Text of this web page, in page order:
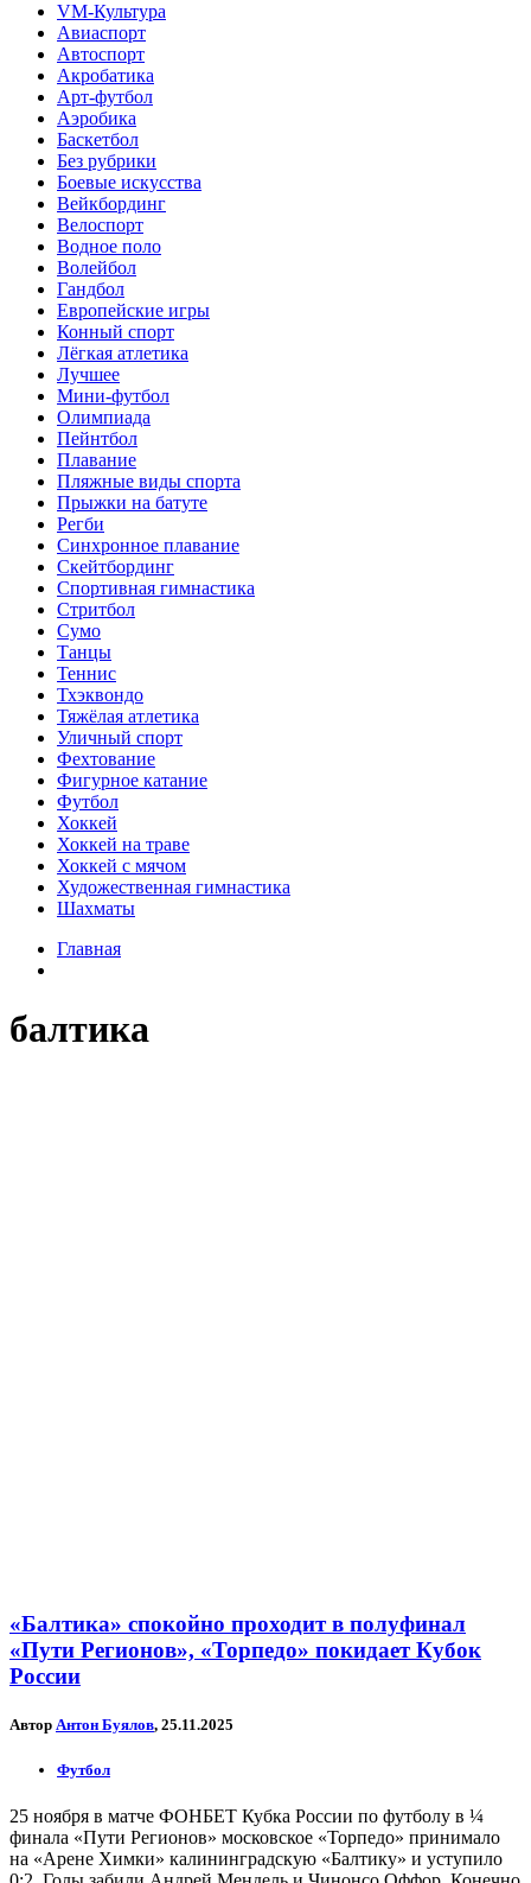
VM-Культура
Авиаспорт
Автоспорт
Акробатика
Арт-футбол
Аэробика
Баскетбол
Без рубрики
Боевые искусства
Вейкбординг
Велоспорт
Водное поло
Волейбол
Гандбол
Европейские игры
Конный спорт
Лёгкая атлетика
Лучшее
Мини-футбол
Олимпиада
Пейнтбол
Плавание
Пляжные виды спорта
Прыжки на батуте
Регби
Синхронное плавание
Скейтбординг
Спортивная гимнастика
Стритбол
Сумо
Танцы
Теннис
Тхэквондо
Тяжёлая атлетика
Уличный спорт
Фехтование
Фигурное катание
Футбол
Хоккей
Хоккей на траве
Хоккей с мячом
Художественная гимнастика
Шахматы
Главная
балтика
«Балтика» спокойно проходит в полуфинал
«Пути Регионов», «Торпедо» покидает Кубок
России
Автор Антон Буялов, 25.11.2025
Футбол
25 ноября в матче ФОНБЕТ Кубка России по футболу в ¼
финала «Пути Регионов» московское «Торпедо» принимало
на «Арене Химки» калининградскую «Балтику» и уступило